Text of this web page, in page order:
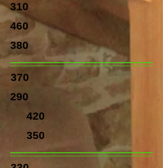
310
460
380
370
290
420
350